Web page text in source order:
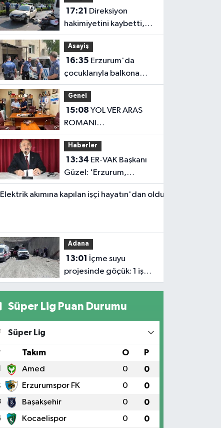
17:21
hakimiyetini kaybetti,
karşı şeritteki otomobile
çarptı
Asayiş
16:35
çocuklarıyla balkona
çıkan uzaklaştırma
kararlı koca ikna edildi
Genel
15:08
ROMANI
OKUYUCUSUYLA
BULUŞTU
Haberler
13:34
Güzel: 'Erzurum,
savunma sanayii
ekosistemine daha
Adana
13:01
projesinde göçük: 1 işçi
hayatını kaybetti, 1'i
Süper Lig Puan Durumu
Süper Lig
Takım O P
Amed 0 0
Erzurumspor FK 0 0
Başakşehir 0 0
Kocaelispor 0 0